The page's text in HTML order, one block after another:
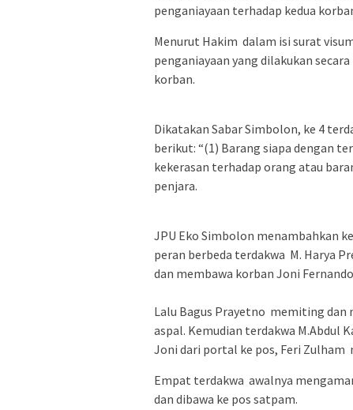
penganiayaan terhadap kedua
Menurut Hakim dalam isi surat
penganiayaan yang dilakukan
korban.
Dikatakan Sabar Simbolon, ke 4
berikut: “(1) Barang siapa dengan
kekerasan terhadap orang atau
penjara.
JPU Eko Simbolon menambahkan
peran berbeda terdakwa M. Harya
dan membawa korban Joni
Lalu Bagus Prayetno memiting dan
aspal. Kemudian terdakwa M.Abdul
Joni dari portal ke pos, Feri Zulham
Empat terdakwa awalnya
dan dibawa ke pos satpam.